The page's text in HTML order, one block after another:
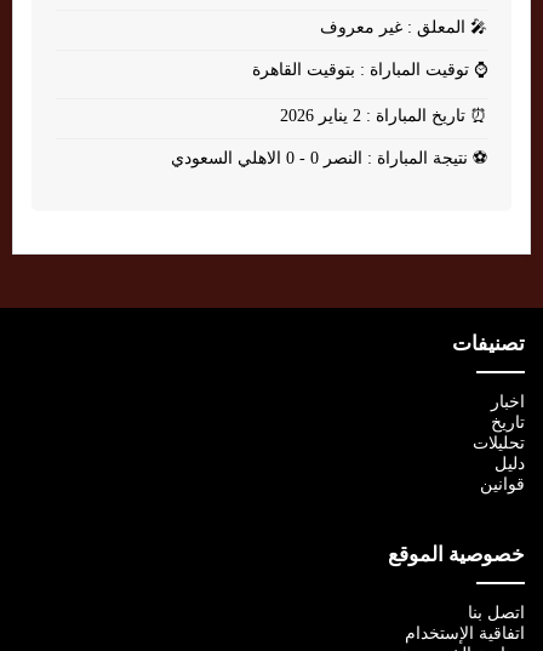
🎤 المعلق : غير معروف
⌚ توقيت المباراة : بتوقيت القاهرة
⏰ تاريخ المباراة : 2 يناير 2026
⚽ نتيجة المباراة : النصر 0 - 0 الاهلي السعودي
تصنيفات
اخبار
تاريخ
تحليلات
دليل
قوانين
خصوصية الموقع
اتصل بنا
اتفاقية الإستخدام